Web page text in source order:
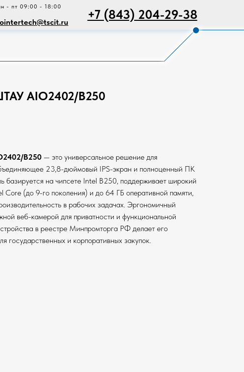
+7 (843) 204-29-38
- пт 09:00 - 18:00
AIO2402/B250
B250 — это универсальное решение для
23,8-дюймовый IPS-экран и полноценный ПК
базируется на чипсете Intel B250, поддерживает широкий
Core (до 9-го поколения) и до 64 ГБ оперативной памяти,
в рабочих задачах. Эргономичный
веб-камерой для приватности и функциональной
в реестре Минпромторга РФ делает его
государственных и корпоративных закупок.